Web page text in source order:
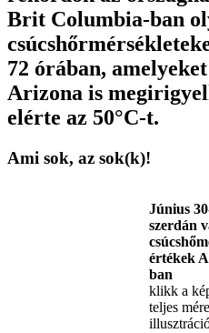
Brit Columbia-ban
72 órában,
Arizona is
elérte az 50°C-t.
Ami sok, az sok(k)!
Június
szerdán
értékek
ban
klikk a
teljes